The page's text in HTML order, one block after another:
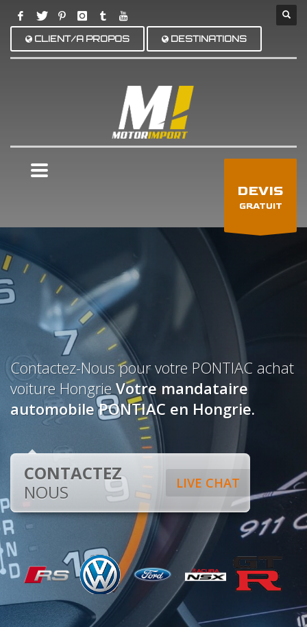
CLIENT/A PROPOS DESTINATIONS
DEVIS
GRATUIT
Contactez-Nous pour votre PONTIAC achat
voiture HongrieVotre mandataire
automobile PONTIAC en Hongrie.
LIVE CHAT
CONTACTEZ
NOUS